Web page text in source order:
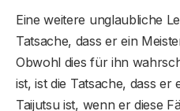
Eine weitere unglaubliche
Tatsache, dass er ein
Obwohl dies für ihn
ist, ist die Tatsache, dass er
Taijutsu ist, wenn er diese